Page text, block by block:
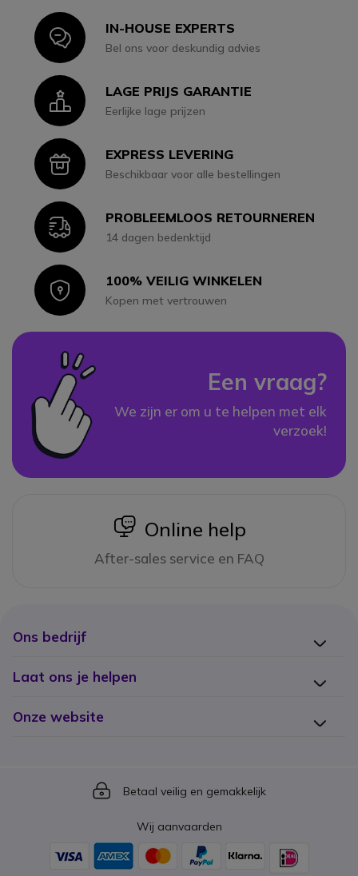
IconIN-HOUSE EXPERTS
Bel ons voor deskundig advies
IconLAGE PRIJS GARANTIE
Eerlijke lage prijzen
IconEXPRESS LEVERING
Beschikbaar voor alle bestellingen
IconPROBLEEMLOOS RETOURNEREN
14 dagen bedenktijd
Icon100% VEILIG WINKELEN
Kopen met vertrouwen
Een vraag?
We zijn er om u te helpen met elk
verzoek!
icon
Online help
After-sales service en FAQ
Ons bedrijf
Laat ons je helpen
Onze website
Icon
Betaal veilig en gemakkelijk
Wij aanvaarden